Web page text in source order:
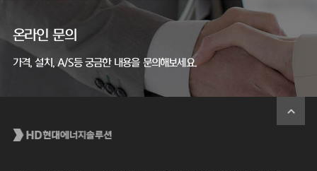
온라인 문의
가격, 설치, A/S등 궁금한 내용을 문의해보세요.